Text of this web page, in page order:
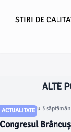
STIRI DE
ALTE
ACTUALITATE
Articol postat cu 3
Congresul